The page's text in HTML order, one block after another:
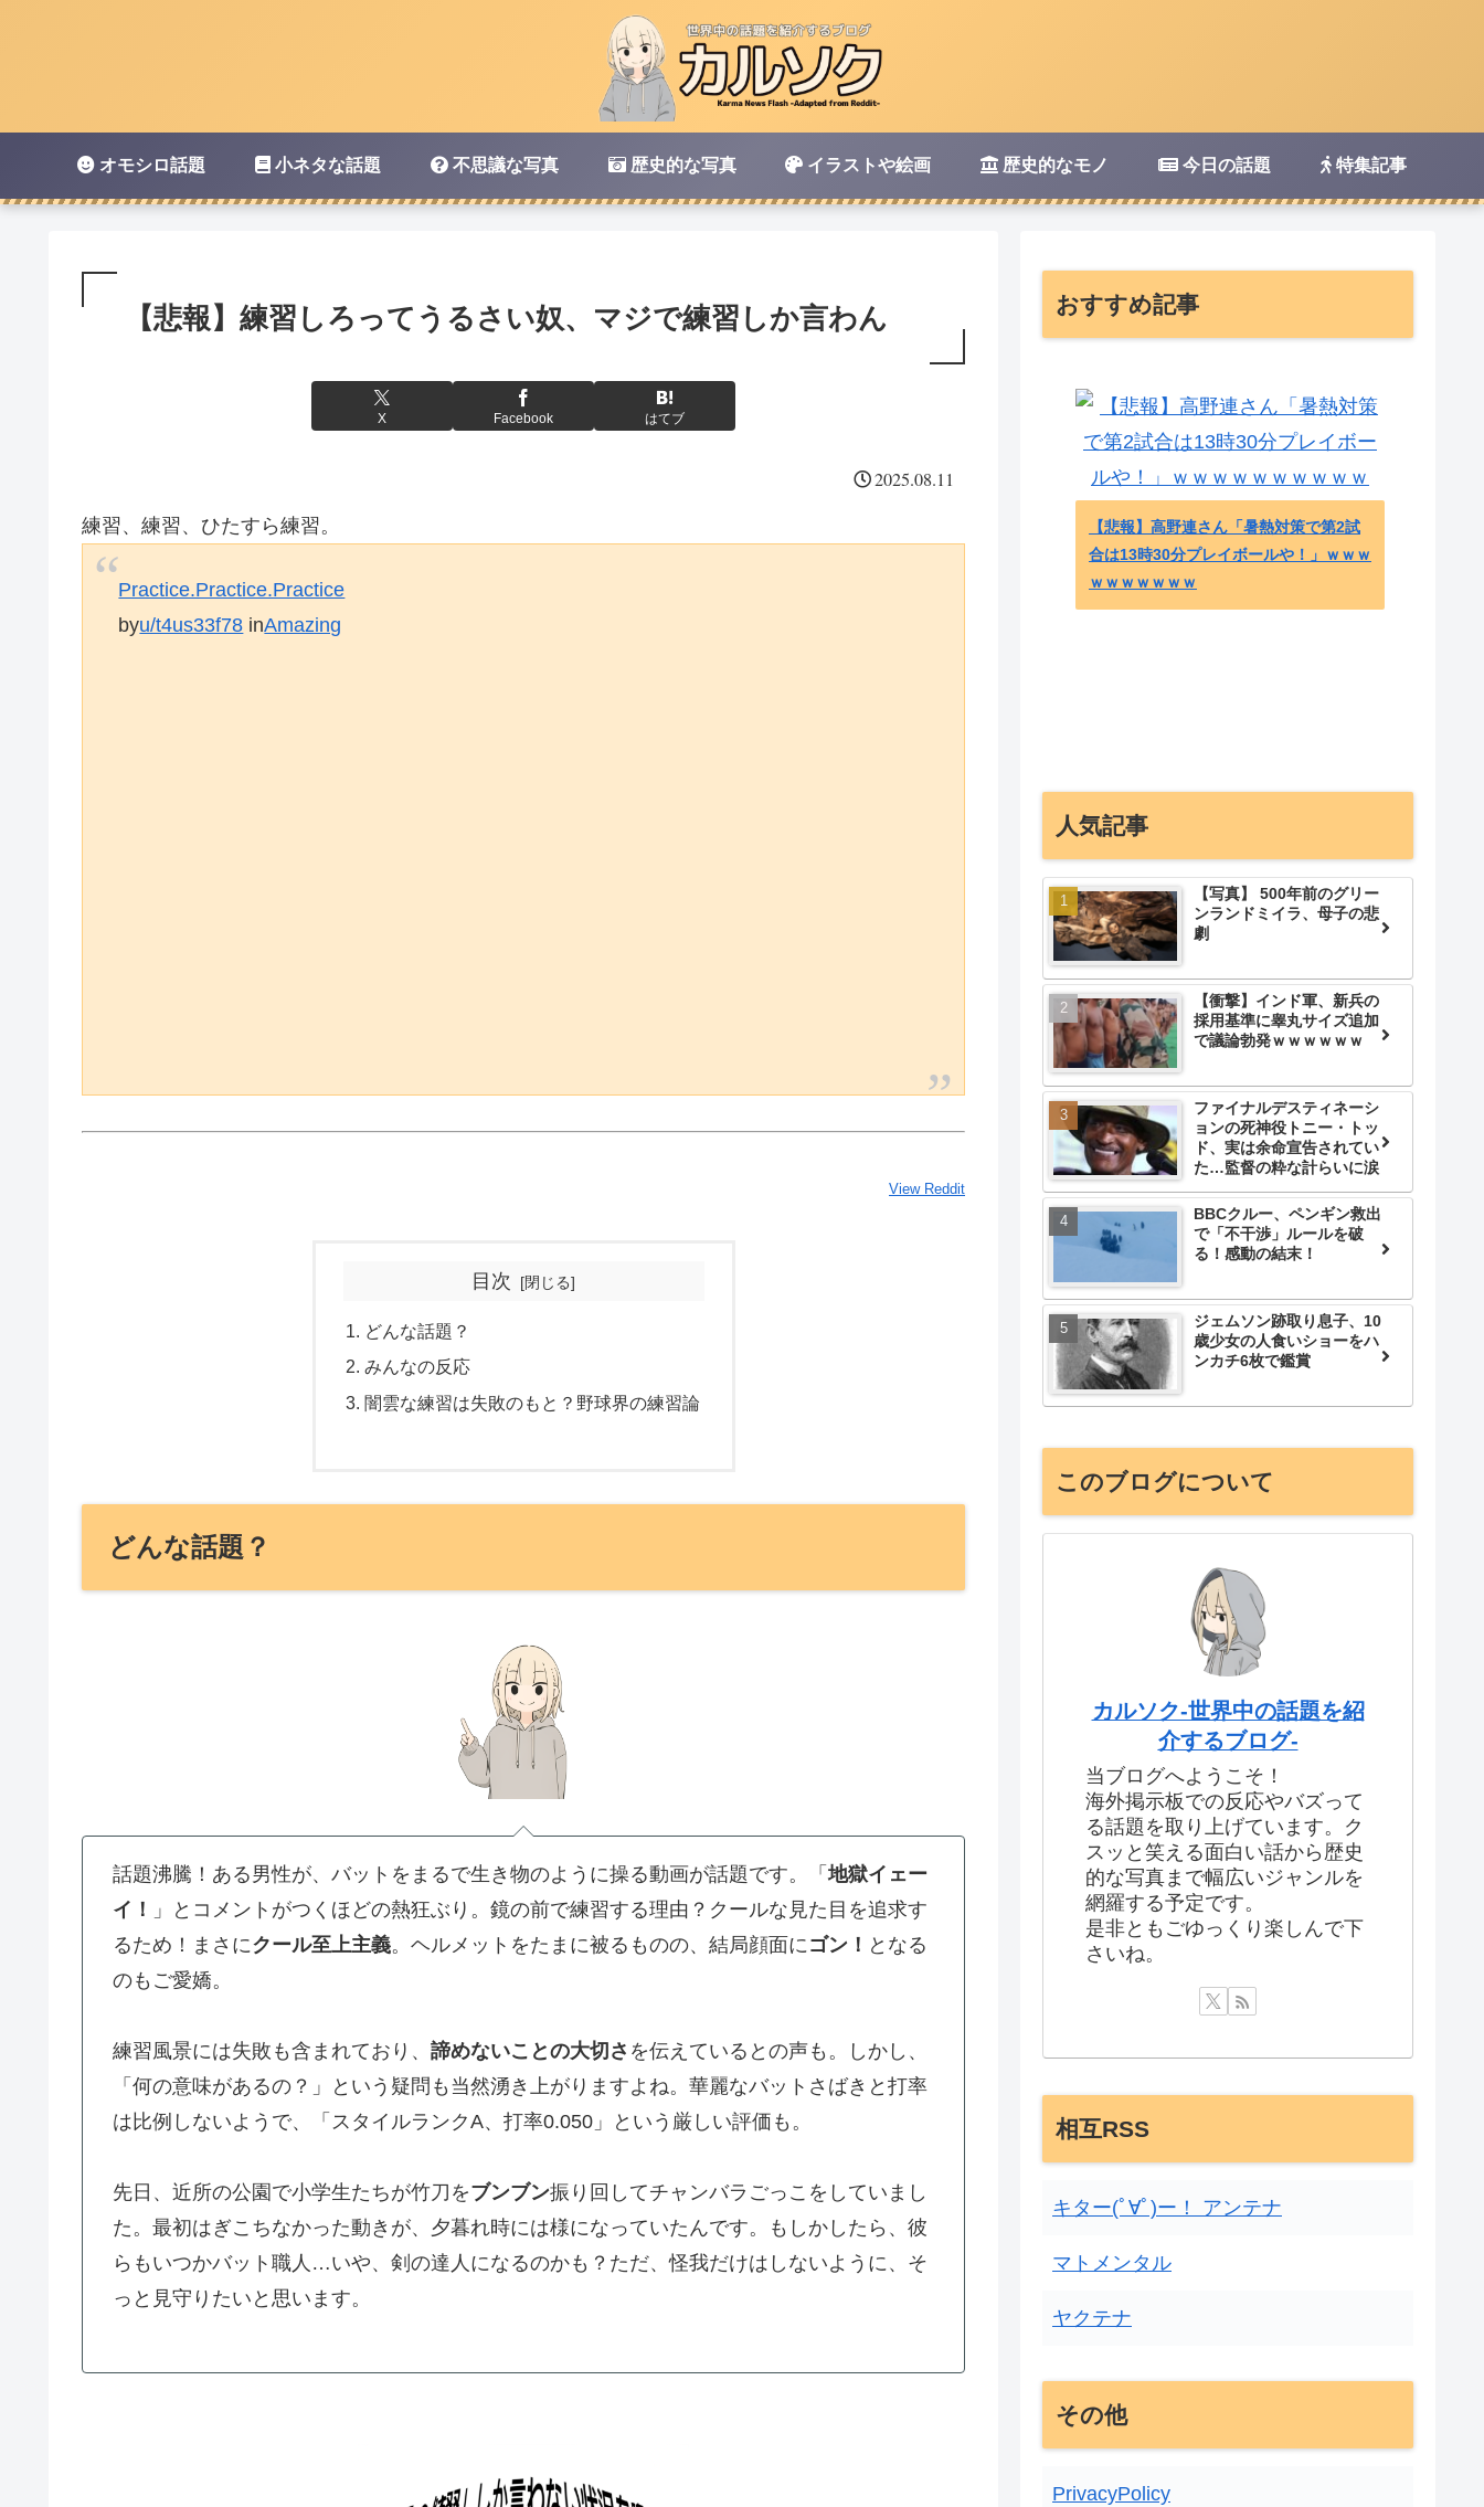
オモシロ話題 小ネタな話題 不思議な写真 歴史的な写真 イラストや絵画 歴史的なモノ 今日の話題 特集記事
【悲報】練習しろってうるさい奴、マジで練習しか言わん
X Facebook はてブ
2025.08.11
練習、練習、ひたすら練習。
Practice.Practice.Practice
byu/t4us33f78 inAmazing
View Reddit
目次
どんな話題？
みんなの反応
闇雲な練習は失敗のもと？野球界の練習論
どんな話題？
話題沸騰！ある男性が、バットをまるで生き物のように操る動画が話題です。「地獄イェー
イ！
」とコメントがつくほどの熱狂ぶり。鏡の前で練習する理由？クールな見た目を追求す
るため！まさにクール至上主義。ヘルメットをたまに被るものの、結局顔面に ゴン！ となる
のもご愛嬌。
練習風景には失敗も含まれており、 諦めないことの大切さ を伝えているとの声も。しかし、
「何の意味があるの？」という疑問も当然湧き上がりますよね。華麗なバットさばきと打率
は比例しないようで、「スタイルランクA、打率0.050」という厳しい評価も。
先日、近所の公園で小学生たちが竹刀をブンブン振り回してチャンバラごっこをしていまし
た。最初はぎこちなかった動きが、夕暮れ時には様になっていたんです。もしかしたら、彼
らもいつかバット職人…いや、剣の達人になるのかも？ただ、怪我だけはしないように、そ
っと見守りたいと思います。
おすすめ記事
【悲報】高野連さん「暑熱対策で第2試
合は13時30分プレイボールや！」ｗｗｗ
ｗｗｗｗｗｗｗ
人気記事
【写真】 500年前のグリー
ンランドミイラ、母子の悲
劇
【衝撃】インド軍、新兵の
採用基準に睾丸サイズ追加
で議論勃発ｗｗｗｗｗｗ
ファイナルデスティネーシ
ョンの死神役トニー・トッ
ド、実は余命宣告されてい
た…監督の粋な計らいに涙
BBCクルー、ペンギン救出
で「不干渉」ルールを破
る！感動の結末！
ジェムソン跡取り息子、10
歳少女の人食いショーをハ
ンカチ6枚で鑑賞
このブログについて
カルソク-世界中の話題を紹
介するブログ-
当ブログへようこそ！
海外掲示板での反応やバズって
る話題を取り上げています。ク
スッと笑える面白い話から歴史
的な写真まで幅広いジャンルを
網羅する予定です。
是非ともごゆっくり楽しんで下
さいね。
相互RSS
キター(ﾟ∀ﾟ)ー！ アンテナ
マトメンタル
ヤクテナ
その他
PrivacyPolicy